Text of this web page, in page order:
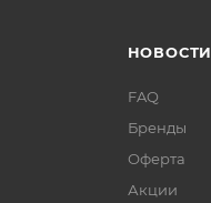
НОВОСТИ
FAQ
Бренды
Оферта
Акции